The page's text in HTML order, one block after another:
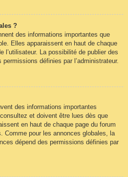
?
des informations importantes que
Elles apparaissent en haut de chaque
l’utilisateur. La possibilité de publier des
définies par l’administrateur.
des informations importantes
et doivent être lues dès que
en haut de chaque page du forum
Comme pour les annonces globales, la
dépend des permissions définies par